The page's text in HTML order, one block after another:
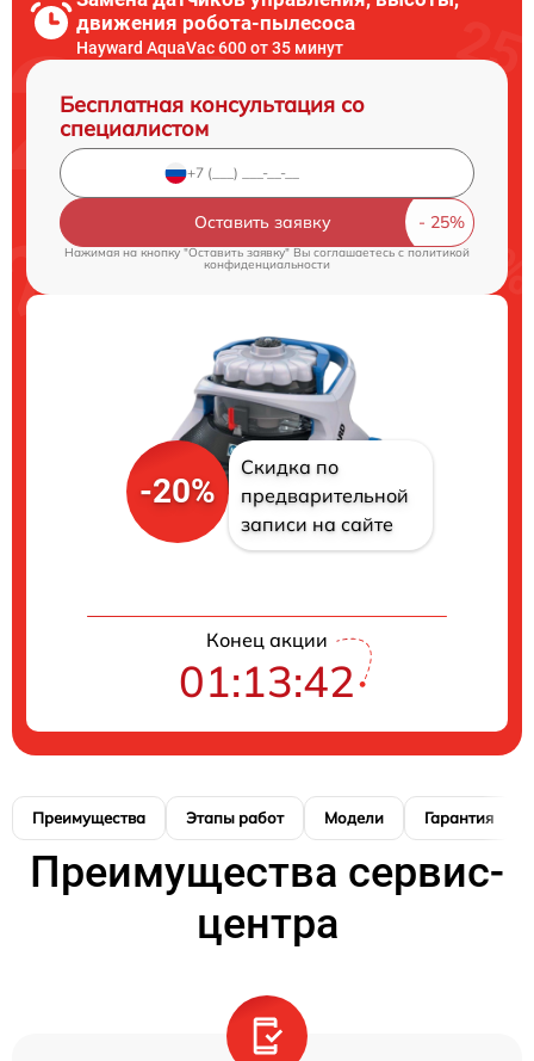
движения робота-пылесоса
Hayward AquaVac 600 от 35 минут
Бесплатная консультация со
специалистом
Оставить заявку
Нажимая на кнопку "Оставить заявку" Вы соглашаетесь cполитикой
конфиденциальности
-20%
Скидка по
предварительной
записи на сайте
Конец акции
01:13:41
Преимущества Этапы работ Модели Гарантия
Преимущества сервис-
центра